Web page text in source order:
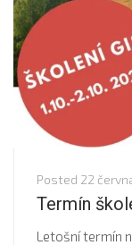
Posted 22
Termín
Letošní termín